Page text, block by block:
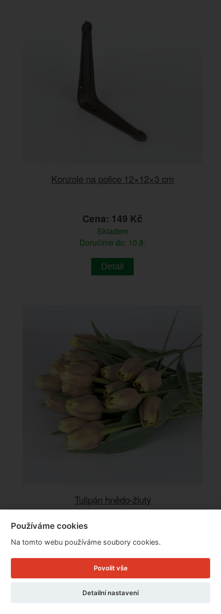
Konzole na police 12×12×3 cm
Cena: 149 Kč
Skladem
Doručíme do: 10.8.
Detail
Tulipán hnědo-žlutý
Cena: 11 Kč
Doručíme do: 10.8.
Detail
Používáme cookies
Na tomto webu používáme soubory cookies.
Povolit vše
Detailní nastavení